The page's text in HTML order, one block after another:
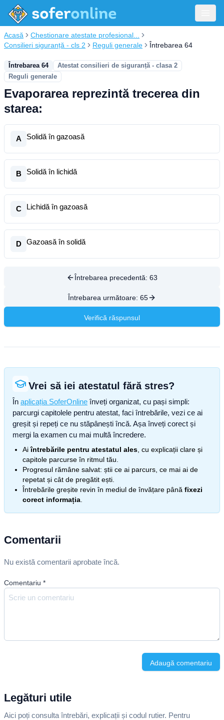
Acasă
Chestionare atestate profesional...
Consilieri siguranță - cls 2
Reguli generale Întrebarea 64
Întrebarea 64
Atestat consilieri de siguranță - clasa 2
Reguli generale
Evaporarea reprezintă trecerea din
starea:
A Solidă în gazoasă
B Solidă în lichidă
C Lichidă în gazoasă
D Gazoasă în solidă
Întrebarea precedentă: 63
Întrebarea următoare: 65
Verifică răspunsul
Vrei să iei atestatul fără stres?
În aplicația SoferOnline înveți organizat, cu pași simpli:
parcurgi capitolele pentru atestat, faci întrebările, vezi ce ai
greșit și repeți ce nu stăpânești încă. Așa înveți corect și
mergi la examen cu mai multă încredere.
Aiîntrebările pentru atestatul ales , cu explicații clare și
capitole parcurse în ritmul tău.
Progresul rămâne salvat: știi ce ai parcurs, ce mai ai de
repetat și cât de pregătit ești.
Întrebările greșite revin în mediul de învățare până fixezi
corect informația
Comentarii
Nu există comentarii aprobate încă.
Comentariu *
Adaugă comentariu
Legături utile
Aici poți consulta întrebări, explicații și codul rutier. Pentru